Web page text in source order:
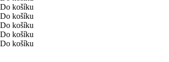
Do košíku
Do košíku
Do košíku
Do košíku
Do košíku